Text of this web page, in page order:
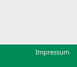
Impressum